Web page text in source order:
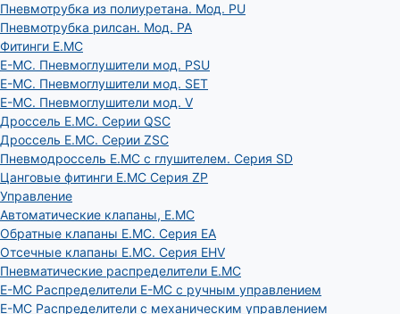
Пневмотрубка из полиуретана. Мод. РU
Пневмотрубка рилсан. Мод. PA
Фитинги E.MC
E-MC. Пневмоглушители мод. PSU
E-MC. Пневмоглушители мод. SET
E-MC. Пневмоглушители мод. V
Дроссель E.MC. Серии QSC
Дроссель E.MC. Серии ZSC
Пневмодроссель E.MC с глушителем. Серия SD
Цанговые фитинги E.MC Серия ZP
Управление
Автоматические клапаны, Е.МС
Обратные клапаны E.MC. Серия EA
Отсечные клапаны E.MC. Серия EHV
Пневматические распределители E.MC
E-MC Распределители E-MC с ручным управлением
E-MC Распределители с механическим управлением